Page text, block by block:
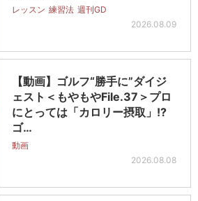
レッスン 練習法 週刊GD
2026.08.09
【動画】ゴルフ“勝手に”ダイジ
ェスト＜もやもやFile.37＞プロ
にとっては「カロリー摂取」!?
ゴ…
動画
2026.08.08